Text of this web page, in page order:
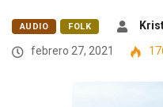
AUDIO FOLK
febrero 27, 2021